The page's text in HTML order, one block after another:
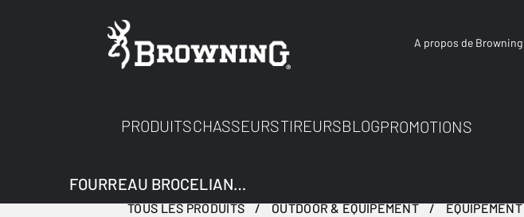
A propos de Browning
PRODUITSCHASSEURSTIREURSBLOGPROMOTIONS
TOUS LES PRODUITS OUTDOOR & EQUIPEMENT ÉQUIPEMENT
FOURREAU BROCELIANDE RIFLE 115 CM